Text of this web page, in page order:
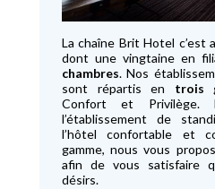
La chaîne Brit Hotel c’est
dont une vingtaine en
chambres. Nos
sont répartis en trois
Confort et Privilège.
l’établissement de
l’hôtel confortable et
gamme, nous vous
afin de vous satisfaire
désirs.